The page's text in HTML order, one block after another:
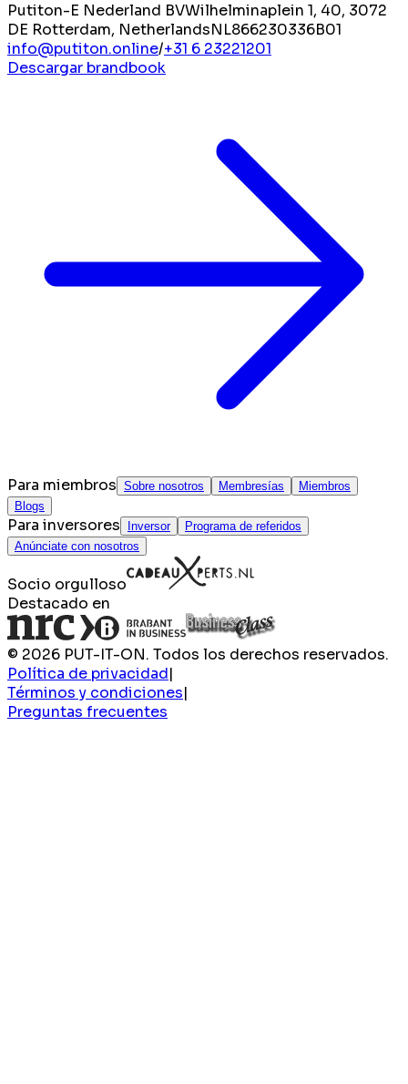
Putiton-E Nederland BVWilhelminaplein 1, 40, 3072
DE Rotterdam, NetherlandsNL866230336B01
info@putiton.online/+31 6 23221201
Descargar brandbook
Para miembros Sobre nosotros Membresías
Miembros
Blogs
Para inversores Inversor
Programa de referidos
Anúnciate con nosotros
Socio orgulloso
Destacado en
© 2026 PUT-IT-ON. Todos los derechos reservados.
Política de privacidad|
Términos y condiciones|
Preguntas frecuentes